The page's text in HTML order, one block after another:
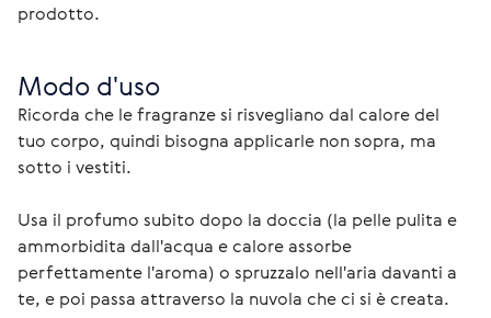
prodotto.
Modo d'uso
Ricorda che le fragranze si risvegliano dal calore del
tuo corpo, quindi bisogna applicarle non sopra, ma
sotto i vestiti.
Usa il profumo subito dopo la doccia (la pelle pulita e
ammorbidita dall'acqua e calore assorbe
perfettamente l'aroma) o spruzzalo nell'aria davanti a
te, e poi passa attraverso la nuvola che ci si è creata.